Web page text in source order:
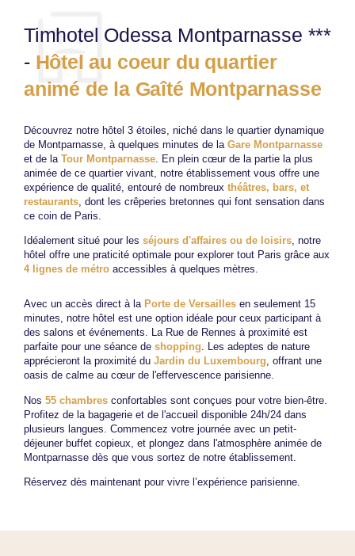
Timhotel Odessa Montparnasse ***
- Hôtel au coeur du quartier
animé de la Gaîté Montparnasse
Découvrez notre hôtel 3 étoiles, niché dans le quartier dynamique
de Montparnasse, à quelques minutes de la Gare Montparnasse
et de la Tour Montparnasse. En plein cœur de la partie la plus
animée de ce quartier vivant, notre établissement vous offre une
expérience de qualité, entouré de nombreux théâtres, bars, et
restaurants, dont les crêperies bretonnes qui font sensation dans
ce coin de Paris.
Idéalement situé pour les séjours d'affaires ou de loisirs, notre
hôtel offre une praticité optimale pour explorer tout Paris grâce aux
4 lignes de métroaccessibles à quelques mètres.
Avec un accès direct à la Porte de Versaillesen seulement 15
minutes, notre hôtel est une option idéale pour ceux participant à
des salons et événements. La Rue de Rennes à proximité est
parfaite pour une séance de shopping. Les adeptes de nature
apprécieront la proximité du Jardin du Luxembourg, offrant une
oasis de calme au cœur de l'effervescence parisienne.
Nos 55 chambresconfortables sont conçues pour votre bien-être.
Profitez de la bagagerie et de l'accueil disponible 24h/24 dans
plusieurs langues. Commencez votre journée avec un petit-
déjeuner buffet copieux, et plongez dans l'atmosphère animée de
Montparnasse dès que vous sortez de notre établissement.
Réservez dès maintenant pour vivre l’expérience parisienne.